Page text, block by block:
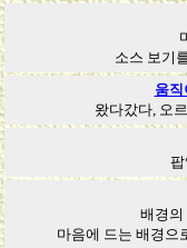
소스 보기
움직
왔다갔다, 오
배경의
마음에 드는 배경으